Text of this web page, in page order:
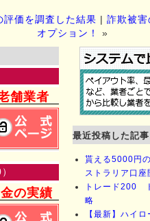
価を調査した結果 | 詐欺被
オプション！
»
舗業者
の実績
最近投稿した記事
貰える5000円
ストラリア口
トレード200
略
【最新】ハイ